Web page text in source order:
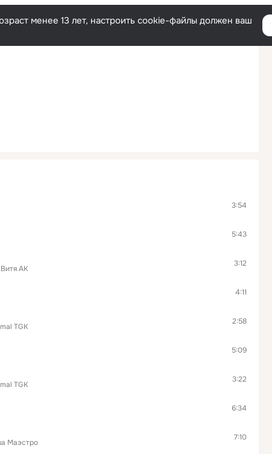
менее 13 лет, настроить cookie-файлы должен ваш
3:54
5:43
Витя АК
3:12
4:11
TGK
2:58
5:09
TGK
3:22
6:34
Маэстро
7:10